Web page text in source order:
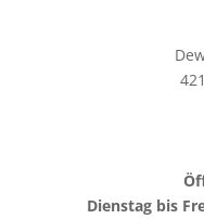
Dienstag bis